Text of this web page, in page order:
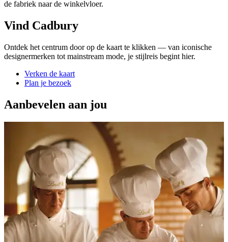
de fabriek naar de winkelvloer.
Vind Cadbury
Ontdek het centrum door op de kaart te klikken — van iconische
designermerken tot mainstream mode, je stijlreis begint hier.
Verken de kaart
Plan je bezoek
Aanbevelen aan jou